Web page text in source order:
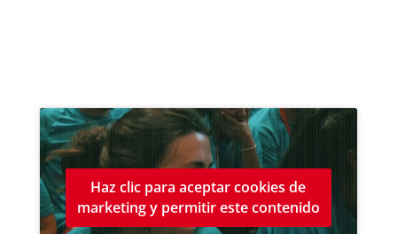
Haz clic para aceptar cookies de
marketing y permitir este contenido